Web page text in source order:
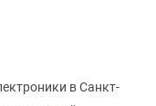
в Санкт-